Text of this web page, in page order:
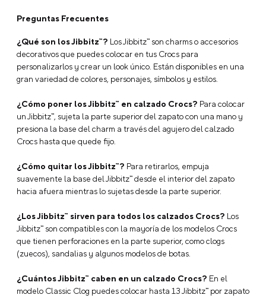
Preguntas Frecuentes
¿Qué son los Jibbitz™? Los Jibbitz™ son charms o accesorios
decorativos que puedes colocar en tus Crocs para
personalizarlos y crear un look único. Están disponibles en una
gran variedad de colores, personajes, símbolos y estilos.
¿Cómo poner los Jibbitz™ en calzado Crocs? Para colocar
un Jibbitz™, sujeta la parte superior del zapato con una mano y
presiona la base del charm a través del agujero del calzado
Crocs hasta que quede fijo.
¿Cómo quitar los Jibbitz™? Para retirarlos, empuja
suavemente la base del Jibbitz™ desde el interior del zapato
hacia afuera mientras lo sujetas desde la parte superior.
¿Los Jibbitz™ sirven para todos los calzados Crocs? Los
Jibbitz™ son compatibles con la mayoría de los modelos Crocs
que tienen perforaciones en la parte superior, como clogs
(zuecos), sandalias y algunos modelos de botas.
¿Cuántos Jibbitz™ caben en un calzado Crocs? En el
modelo Classic Clog puedes colocar hasta 13 Jibbitz™ por zapato